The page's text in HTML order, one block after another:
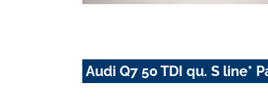
Audi Q7 50 TDI qu. S line*